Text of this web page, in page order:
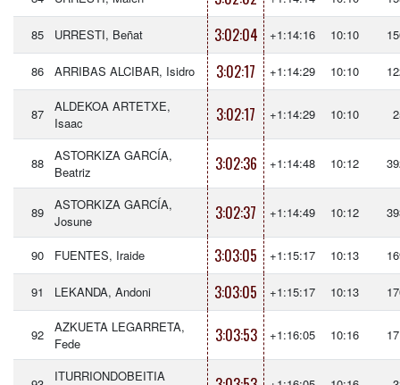
85 URRESTI, Beñat 3:02:04 +1:14:16 10:10
86 ARRIBAS ALCIBAR, Isidro 3:02:17 +1:14:29 10:10
87
ALDEKOA ARTETXE,
Isaac
3:02:17 +1:14:29 10:10
88
ASTORKIZA GARCÍA,
Beatriz
3:02:36 +1:14:48 10:12
89
ASTORKIZA GARCÍA,
Josune
3:02:37 +1:14:49 10:12
90 FUENTES, Iraide 3:03:05 +1:15:17 10:13
91 LEKANDA, Andoni 3:03:05 +1:15:17 10:13
92
AZKUETA LEGARRETA,
Fede
3:03:53 +1:16:05 10:16
ITURRIONDOBEITIA